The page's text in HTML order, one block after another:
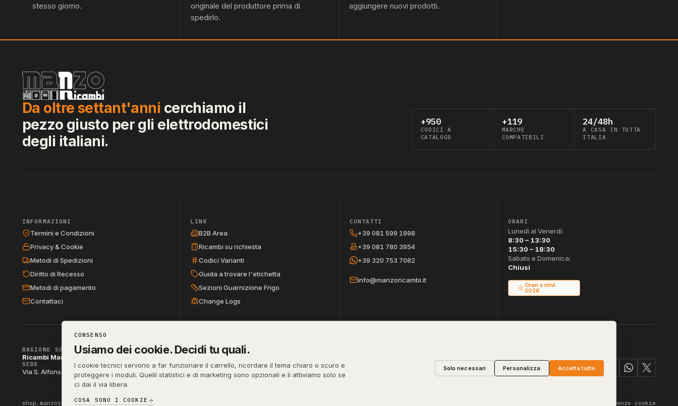
stesso giorno.
originale del produttore prima di
spedirlo.
aggiungere nuovi prodotti.
Da oltre settant'anni cerchiamo il
pezzo giusto per gli elettrodomestici
degli italiani.
+950
CODICI A
CATALOGO
+119
MARCHE
COMPATIBILI
24/48h
A CASA IN TUTTA
ITALIA
INFORMAZIONI
Termini e Condizioni
Privacy & Cookie
Metodi di Spedizioni
Diritto di Recesso
Metodi di pagamento
Contattaci
LINK
B2B Area
Ricambi su richiesta
Codici Varianti
Guida a trovare l'etichetta
Sezioni Guarnizione Frigo
Change Logs
CONTATTI
+39 081 599 1998
+39 081 780 3954
+39 320 753 7082
info@manzoricambi.it
ORARI
Lunedì al Venerdì:
8:30 – 13:30
15:30 – 18:30
Sabato e Domenica:
Chiusi
Orari estivi
2026
RAGIONE SOCIALE
Ricambi Manzo di Manzo dott.ssa Raffaella & C. s.a.s.
SEDE
Via S. Alfonso Maria de Liguori 52, 80141 Napoli (NA)
P. IVA
IT04790290631
REA
NA-395472
PEC
manzo@pec.manzoricambi.it
shop.manzoricambi.it©2001 – 2026 Preferenze cookie
CONSENSO
Usiamo dei cookie. Decidi tu quali.
I cookie tecnici servono a far funzionare il carrello, ricordare il tema chiaro o scuro e
proteggere i moduli. Quelli statistici e di marketing sono opzionali e li attiviamo solo se
ci dai il via libera.
COSA SONO I COOKIE
Solo necessari Personalizza Accetta tutto